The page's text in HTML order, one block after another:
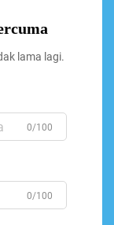
lama lagi.
0/100
0/100